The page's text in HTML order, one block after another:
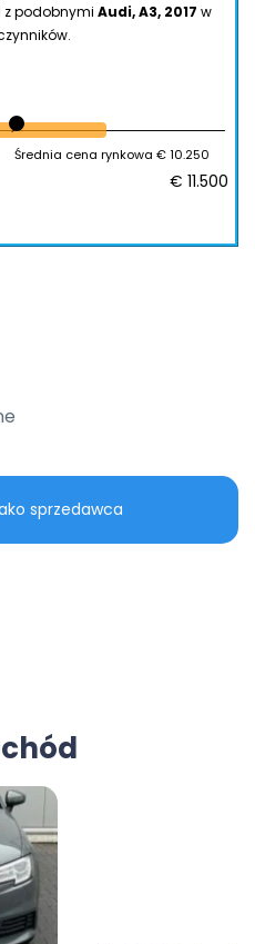
z podobnymi Audi, A3, 2017 w
Średnia cena rynkowa € 10.250
€ 11.500
sprzedawca